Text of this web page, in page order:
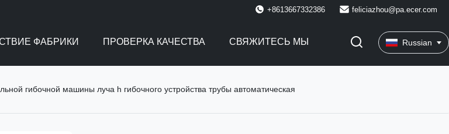
+8613667332386 feliciazhou@pa.ecer.com
ФАБРИКИ ПРОВЕРКА КАЧЕСТВА СВЯЖИТЕСЬ МЫ Russian
гибочной машины луча h гибочного устройства трубы автоматическая